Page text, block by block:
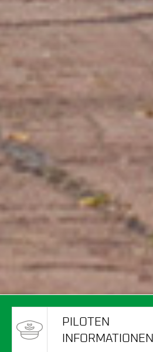
PILOTEN
INFORMATIONEN